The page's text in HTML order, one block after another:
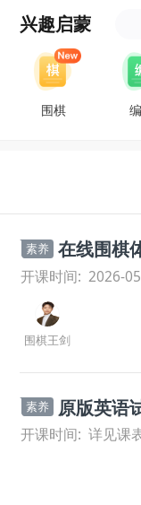
兴趣启蒙
围棋
素养 在线围棋
开课时间: 2026-
围棋王剑
素养 原版英语
开课时间: 详见课